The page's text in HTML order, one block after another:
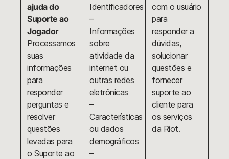
ajuda do
Suporte ao
Jogador
Processamos
suas
informações
para
responder
perguntas e
resolver
questões
levadas para
o Suporte ao
Identificadores
–
Informações
sobre
atividade da
internet ou
outras redes
eletrônicas
–
Características
ou dados
demográficos
–
com o usuário
para
responder a
dúvidas,
solucionar
questões e
fornecer
suporte ao
cliente para
os serviços
da Riot.